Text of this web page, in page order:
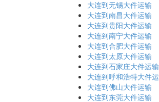
大连到无锡大件运输
大连到南昌大件运输
大连到贵阳大件运输
大连到南宁大件运输
大连到合肥大件运输
大连到太原大件运输
大连到石家庄大件运输
大连到呼和浩特大件
大连到佛山大件运输
大连到东莞大件运输